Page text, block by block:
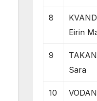
8
Eirin
9
Sara
10